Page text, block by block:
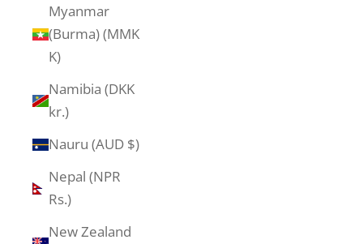
Myanmar
(Burma) (MMK
K)
Namibia (DKK
kr.)
Nauru (AUD $)
Nepal (NPR
Rs.)
New Zealand